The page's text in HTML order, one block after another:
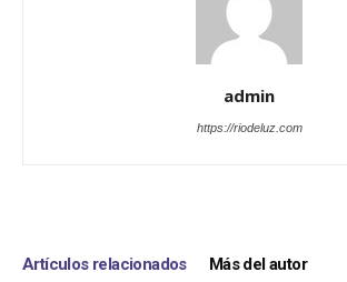
admin
https://riodeluz.com
Artículos relacionados Más del autor